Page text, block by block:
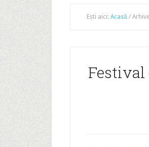
Ești aici: Acasă /
Festival